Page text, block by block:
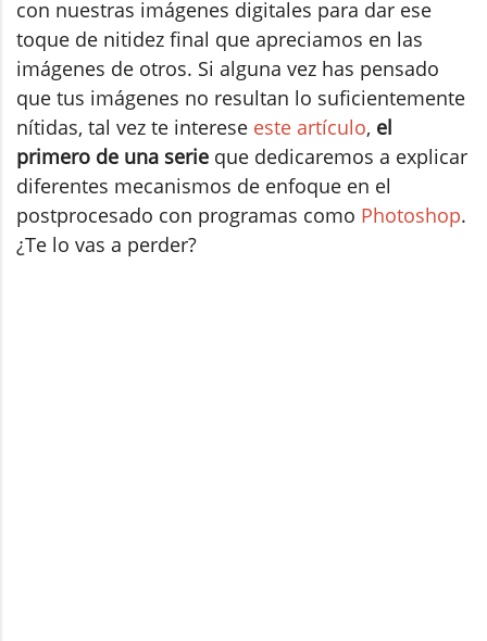
con nuestras imágenes digitales para dar ese
toque de nitidez final que apreciamos en las
imágenes de otros. Si alguna vez has pensado
que tus imágenes no resultan lo suficientemente
nítidas, tal vez te interese este artículo, el
primero de una serie que dedicaremos a explicar
diferentes mecanismos de enfoque en el
postprocesado con programas como Photoshop.
¿Te lo vas a perder?